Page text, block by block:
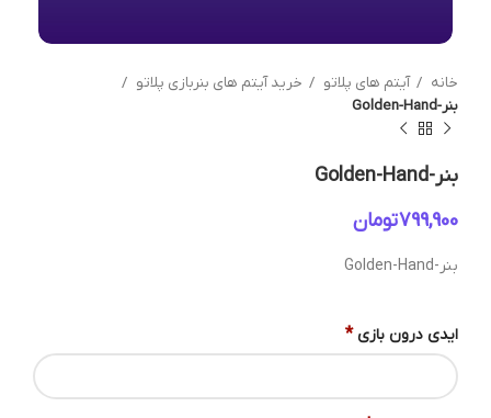
خانه آیتم های پلاتو
خرید آیتم های بنربازی پلاتو
بنر-Golden-Hand
بنر-Golden-Hand
تومان
بنر-Golden-Hand
ایدی درون بازی *